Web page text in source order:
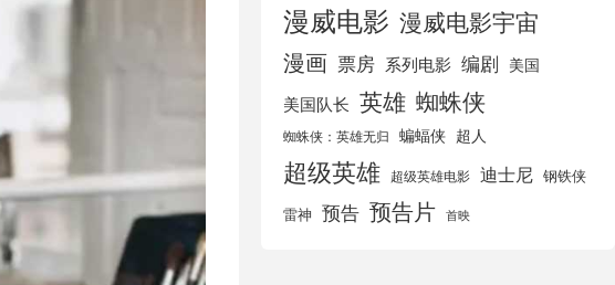
漫威电影 漫威电影宇宙
漫画 票房 系列电影 编剧 美国
美国队长 英雄 蜘蛛侠
蜘蛛侠：英雄无归 蝙蝠侠 超人
超级英雄 超级英雄电影 迪士尼 钢铁侠
雷神 预告 预告片 首映